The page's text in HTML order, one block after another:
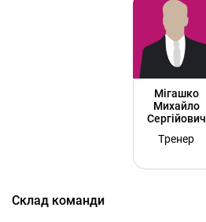
Мігашко
Михайло
Сергійович
Тренер
Склад команди